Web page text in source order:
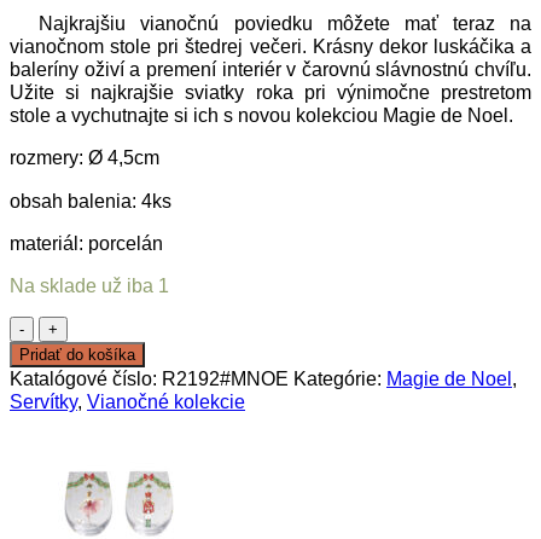
Najkrajšiu vianočnú poviedku môžete mať teraz na
vianočnom stole pri štedrej večeri. Krásny dekor luskáčika a
baleríny oživí a premení interiér v čarovnú slávnostnú chvíľu.
Užite si najkrajšie sviatky roka pri výnimočne prestretom
stole a vychutnajte si ich s novou kolekciou Magie de Noel.
rozmery: Ø 4,5cm
obsah balenia: 4ks
materiál: porcelán
Na sklade už iba 1
množstvo
Set
krúžkov
na
servítky
Noel
Pridať do košíka
Katalógové číslo: R2192#MNOE Kategórie: Magie de Noel,
Servítky, Vianočné kolekcie